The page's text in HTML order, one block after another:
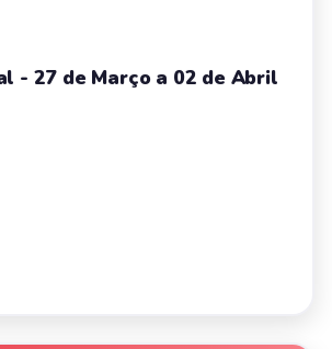
- 27 de Março a 02 de Abril